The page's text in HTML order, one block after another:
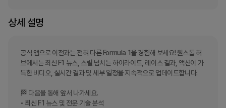
상세 설명
공식 앱으로 이전과는 전혀 다른 Formula 1을 경험해 보세요! 원스톱 허
브에서는 최신 F1 뉴스, 스릴 넘치는 하이라이트, 레이스 결과, 액션이 가
득한 비디오, 실시간 결과 및 세부 일정을 지속적으로 업데이트합니다.
🏁 다음을 통해 앞서 나가세요.
• 최신 F1 뉴스 및 전문 기술 분석